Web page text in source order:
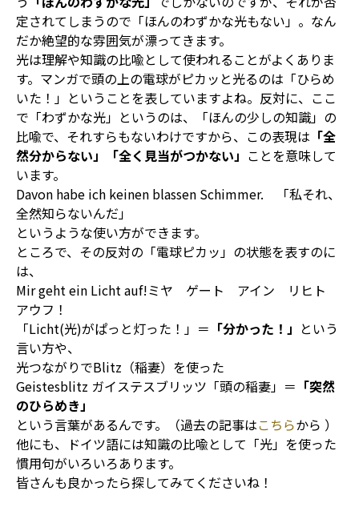
定されてしまうので「ほんのわずかな光もない」。なん
だか絶望的な雰囲気が漂ってきます。
光は理解や知識の比喩として使われることがよくありま
す。マンガで頭の上の電球がピカッと光るのは「ひらめ
いた！」ということを表していますよね。反対に、ここ
で「わずかな光」というのは、「ほんの少しの知識」の
比喩で、それすらもないわけですから、この表現は 「全
然分からない」「全く見当がつかない」 ことを意味して
います。
Davon habe ich keinen blassen Schimmer. 「私それ、
全然知らないんだ」
というような使い方ができます。
ところで、その反対の「電球ピカッ」の状態を表すのに
は、
Mir geht ein Licht auf!ミヤ ゲート アイン リヒト
アウフ！
「Licht(光)がぱっと灯った！」＝ 「分かった！」 という
言い方や、
光つながりでBlitz（稲妻）を使った
Geistesblitz ガイステスブリッツ「頭の稲妻」＝ 「突然
のひらめき」
という言葉があるんです。（過去の記事はこちらから ）
他にも、ドイツ語には知識の比喩として「光」を使った
慣用句がいろいろあります。
皆さんも良かったら探してみてくださいね！